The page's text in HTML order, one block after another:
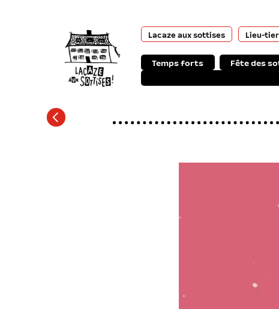
Lacaze aux sottises Lieu-
Temps forts Fête des